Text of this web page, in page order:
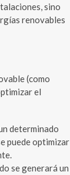
sino
renovables
(como
el
determinado
puede optimizar
se generará un